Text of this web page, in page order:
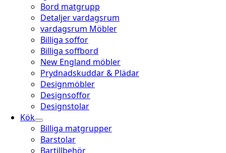
Bord matgrupp
Detaljer vardagsrum
vardagsrum Möbler
Billiga soffor
Billiga soffbord
New England möbler
Prydnadskuddar & Plädar
Designmöbler
Designsoffor
Designstolar
Kök
Billiga matgrupper
Barstolar
Bartillbehör